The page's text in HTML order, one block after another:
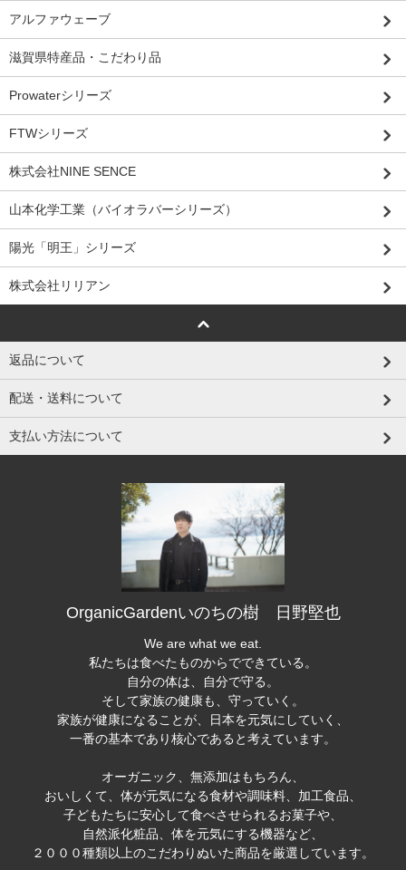
アルファウェーブ
滋賀県特産品・こだわり品
Prowaterシリーズ
FTWシリーズ
株式会社NINE SENCE
山本化学工業（バイオラバーシリーズ）
陽光「明王」シリーズ
株式会社リリアン
返品について
配送・送料について
支払い方法について
OrganicGardenいのちの樹 日野堅也
We are what we eat.
私たちは食べたものからでできている。
自分の体は、自分で守る。
そして家族の健康も、守っていく。
家族が健康になることが、日本を元気にしていく、
一番の基本であり核心であると考えています。
オーガニック、無添加はもちろん、
おいしくて、体が元気になる食材や調味料、加工食品、
子どもたちに安心して食べさせられるお菓子や、
自然派化粧品、体を元気にする機器など、
２０００種類以上のこだわりぬいた商品を厳選しています。